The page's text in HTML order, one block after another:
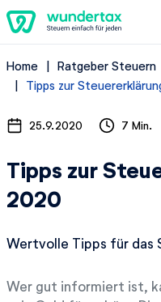
So geht's
Kosten
Steuertipps
Home Ratgeber Steuern
Tipps zur
25.9.2020 7 Min.
Tipps zur
2020
Wertvolle Tipps für das
Wer gut informiert ist,